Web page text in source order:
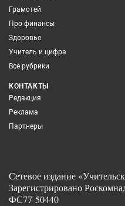
Грамотей
Про финансы
Здоровье
Учитель и цифра
Все рубрики
КОНТАКТЫ
Редакция
Реклама
Партнеры
Сетевое издание
Зарегистрировано
ФС77-50440